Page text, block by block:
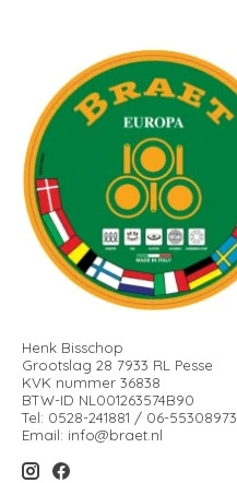
Henk Bisschop
Grootslag 28 7933 RL Pesse
KVK nummer 36838
BTW-ID NL001263574B90
Tel: 0528-241881 / 06-55308973
Email: info@braet.nl